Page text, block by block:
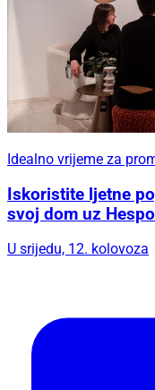
Idealno vrijeme za
Iskoristite ljetne
svoj dom uz
U srijedu, 12. kolovoza